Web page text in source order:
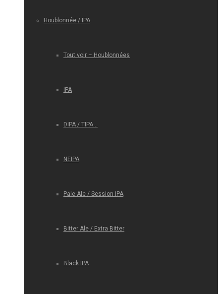
Houblonnée / IPA
Tout voir – Houblonnées
IPA
DIPA / TIPA…
NEIPA
Pale Ale / Session IPA
Bitter Ale / Extra Bitter
Black IPA